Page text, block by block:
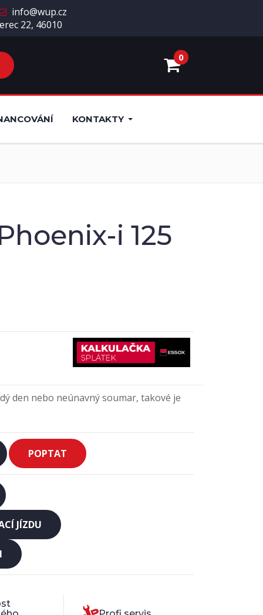
info@wup.cz
22, 46010
0
KONTAKTY
i 125
den nebo neúnavný soumar, takové je
POPTAT
JÍZDU